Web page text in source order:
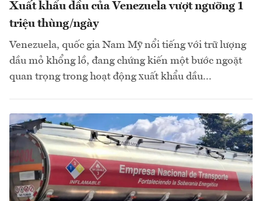
Xuất khẩu dầu của Venezuela vượt ngưỡng 1
triệu thùng/ngày
Venezuela, quốc gia Nam Mỹ nổi tiếng với trữ lượng
dầu mỏ khổng lồ, đang chứng kiến một bước ngoặt
quan trọng trong hoạt động xuất khẩu dầu...